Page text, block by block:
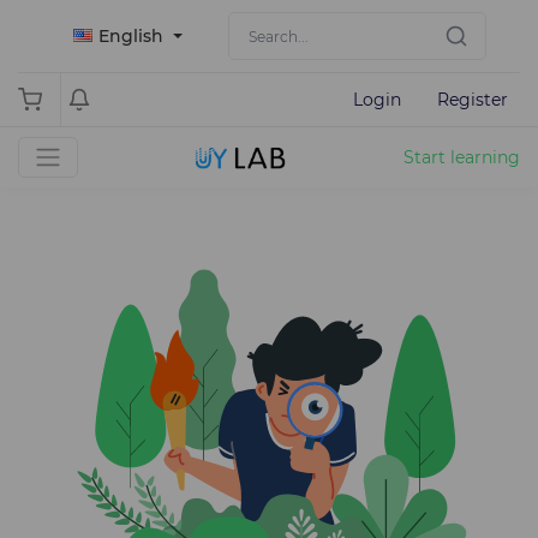
English
Login Register
Start learning